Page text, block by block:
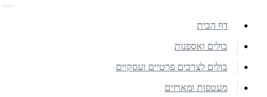
דף הבית
בולים ואספנות
בולים לצרכים פרטיים ועסקיים
מעטפות ומארזים